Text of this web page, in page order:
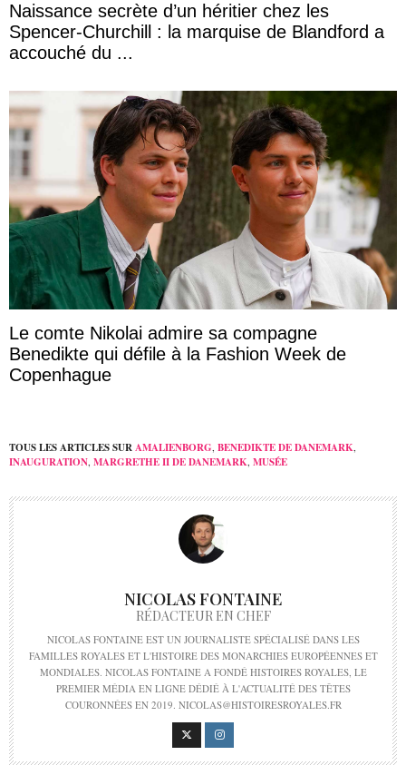
Naissance secrète d’un héritier chez les
Spencer-Churchill : la marquise de Blandford a
accouché du ...
Le comte Nikolai admire sa compagne
Benedikte qui défile à la Fashion Week de
Copenhague
TOUS LES ARTICLES SURAMALIENBORG, BENEDIKTE DE DANEMARK,
INAUGURATION, MARGRETHE II DE DANEMARK, MUSÉE
NICOLAS FONTAINE
RÉDACTEUR EN CHEF
NICOLAS FONTAINE EST UN JOURNALISTE SPÉCIALISÉ DANS LES
FAMILLES ROYALES ET L'HISTOIRE DES MONARCHIES EUROPÉENNES ET
MONDIALES. NICOLAS FONTAINE A FONDÉ HISTOIRES ROYALES, LE
PREMIER MÉDIA EN LIGNE DÉDIÉ À L'ACTUALITÉ DES TÊTES
COURONNÉES EN 2019. NICOLAS@HISTOIRESROYALES.FR